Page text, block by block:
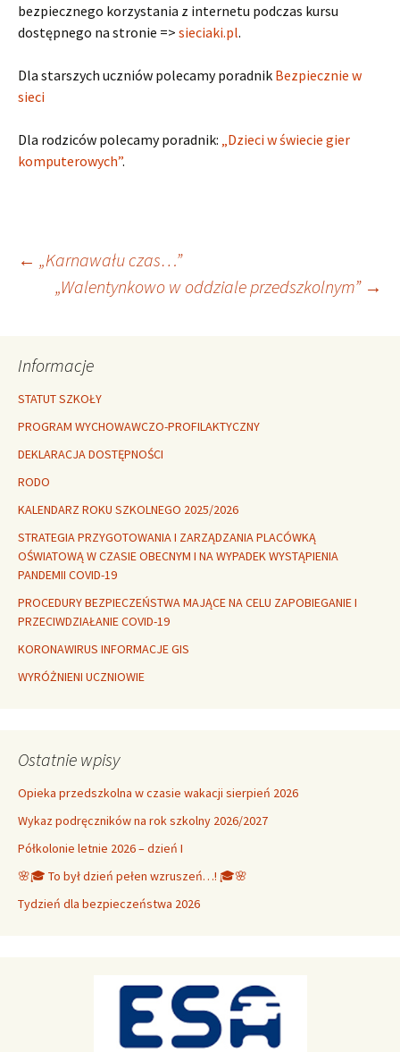
bezpiecznego korzystania z internetu podczas kursu
dostępnego na stronie => sieciaki.pl.
Dla starszych uczniów polecamy poradnik Bezpiecznie w
sieci
Dla rodziców polecamy poradnik: „Dzieci w świecie gier
komputerowych”.
Nawigacja
← „Karnawału czas…”
„Walentynkowo w oddziale przedszkolnym” →
Informacje
STATUT SZKOŁY
PROGRAM WYCHOWAWCZO-PROFILAKTYCZNY
DEKLARACJA DOSTĘPNOŚCI
RODO
KALENDARZ ROKU SZKOLNEGO 2025/2026
STRATEGIA PRZYGOTOWANIA I ZARZĄDZANIA PLACÓWKĄ
OŚWIATOWĄ W CZASIE OBECNYM I NA WYPADEK WYSTĄPIENIA
PANDEMII COVID-19
PROCEDURY BEZPIECZEŃSTWA MAJĄCE NA CELU ZAPOBIEGANIE I
PRZECIWDZIAŁANIE COVID-19
KORONAWIRUS INFORMACJE GIS
WYRÓŻNIENI UCZNIOWIE
Ostatnie wpisy
Opieka przedszkolna w czasie wakacji sierpień 2026
Wykaz podręczników na rok szkolny 2026/2027
Półkolonie letnie 2026 – dzień I
🌸🎓 To był dzień pełen wzruszeń…! 🎓🌸
Tydzień dla bezpieczeństwa 2026